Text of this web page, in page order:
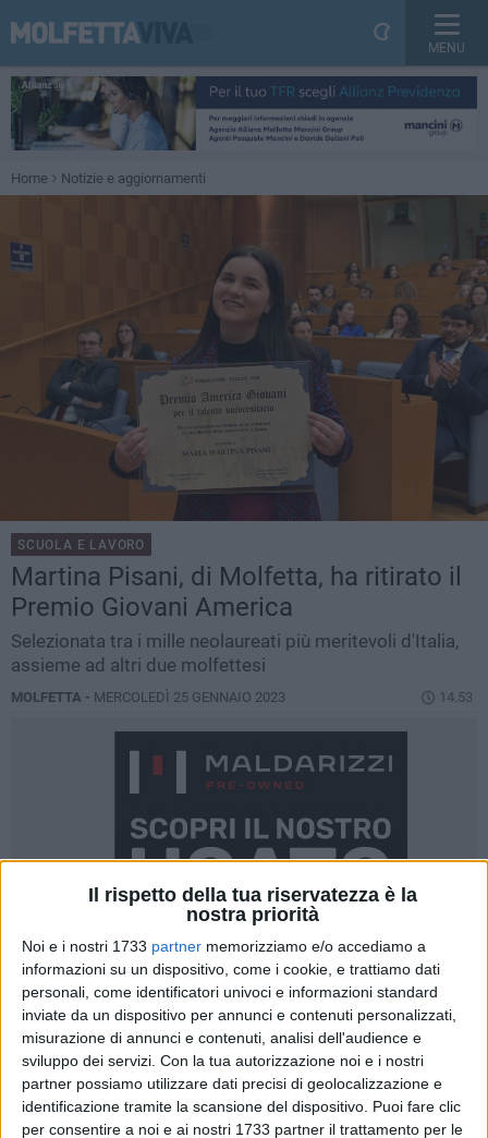
Il rispetto della tua riservatezza è la
nostra priorità
Noi e i nostri 1733 partner memorizziamo e/o accediamo a
informazioni su un dispositivo, come i cookie, e trattiamo dati
personali, come identificatori univoci e informazioni standard
inviate da un dispositivo per annunci e contenuti personalizzati,
misurazione di annunci e contenuti, analisi dell'audience e
sviluppo dei servizi. Con la tua autorizzazione noi e i nostri
partner possiamo utilizzare dati precisi di geolocalizzazione e
identificazione tramite la scansione del dispositivo. Puoi fare clic
per consentire a noi e ai nostri 1733 partner il trattamento per le
MENU
Home Notizie e aggiornamenti
SCUOLA E LAVORO
Martina Pisani, di Molfetta, ha ritirato il
Premio Giovani America
Selezionata tra i mille neolaureati più meritevoli d'Italia,
assieme ad altri due molfettesi
MOLFETTA - MERCOLEDÌ 25 GENNAIO 2023 14.53
SARA FIUMEFREDDO